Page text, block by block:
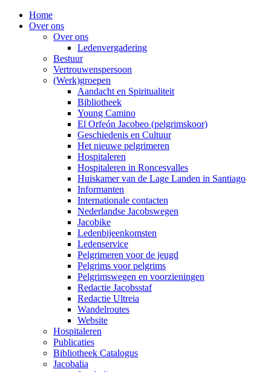
Home
Over ons
Over ons
Ledenvergadering
Bestuur
Vertrouwenspersoon
(Werk)groepen
Aandacht en Spiritualiteit
Bibliotheek
Young Camino
El Orfeón Jacobeo (pelgrimskoor)
Geschiedenis en Cultuur
Het nieuwe pelgrimeren
Hospitaleren
Hospitaleren in Roncesvalles
Huiskamer van de Lage Landen in Santiago
Informanten
Internationale contacten
Nederlandse Jacobswegen
Jacobike
Ledenbijeenkomsten
Ledenservice
Pelgrimeren voor de jeugd
Pelgrims voor pelgrims
Pelgrimswegen en voorzieningen
Redactie Jacobsstaf
Redactie Ultreia
Wandelroutes
Website
Hospitaleren
Publicaties
Bibliotheek Catalogus
Jacobalia